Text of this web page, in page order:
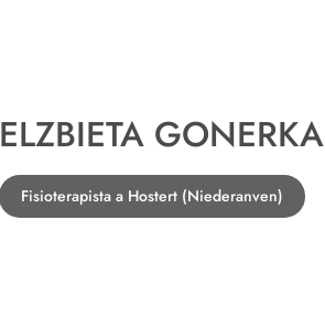
ELZBIETA GONERKA
Fisioterapista a Hostert (Niederanven)